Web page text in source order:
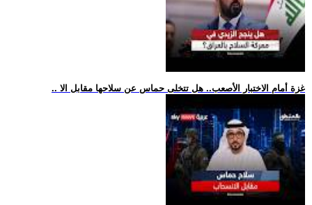
.. غزة أمام الاختبار الأصعب.. هل تتخلى حماس عن سلاحها مقابل الا